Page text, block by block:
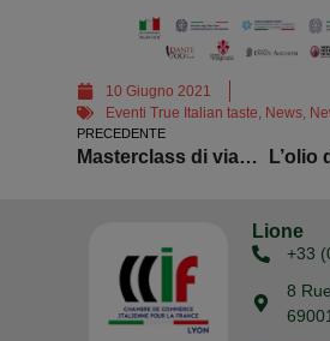
10 Giugno 2021
Eventi True Italian taste, News,
PRECEDENTE
Masterclass di viaggio in Italia
Lione
+33
8